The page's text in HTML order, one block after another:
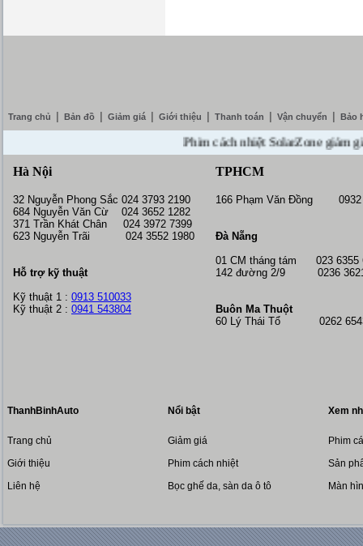
Trang chủ Bản đồ Giảm giá Giới thiệu Thanh toán Vận chuyển Bảo
Phim cách nhiệt SolarZone giảm giá
Hà Nội
32 Nguyễn Phong Sắc 024 3793 2190
684 Nguyễn Văn Cừ 024 3652 1282
371 Trần Khát Chân 024 3972 7399
623 Nguyễn Trãi 024 3552 1980
Hỗ trợ kỹ thuật
Kỹ thuật 1 : 0913 510033
Kỹ thuật 2 : 0941 543804
TPHCM
166 Phạm Văn Đồng 0932
Đà Nẵng
01 CM tháng tám 023 6355
142 đường 2/9 0236
Buôn Ma Thuột
60 Lý Thái Tổ 0262
ThanhBinhAuto
Trang chủ
Giới thiệu
Liên hệ
Nổi bật
Giảm giá
Phim cách nhiệt
Bọc ghế da, sàn da ô tô
Xem
Phim
Sản
Màn